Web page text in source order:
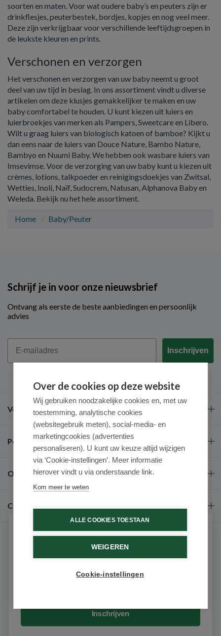
Filters
soorten en maten. Voor wat oudere baby’s en peuters zijn er
drinkflesjes, peuterbestek, bordjes, kopjes en nog veel meer.
Deze zijn verkrijgbaar voor verschillende leeftijdsgroepen in
de leukste kleuren en prints.
Verschonen en verzorgen
Het verschonen en verzorgen van uw baby neemt u groot
deel van uw tijd in beslag. In ons assortiment vindt u diverse
artikelen om deze klusjes gemakkelijker te maken en uw
baby comfortabel te houden. U kunt kiezen uit luiers en
luierbroekjes van merken als Pampers, Sweetcare en Libero.
Wilt u graag luiers van biologisch katoen of bamboe? Kijkt u
dan eens naar de luiers van Douce Nature, Bambo Nature,
Bambyo en Nuumi Baby. We hebben ook wasbare luiers van
Imsevimse. Voor de verzorging van uw baby kunt u kiezen uit
crèmes, lotions, talkpoeder en reinigingsdoekjes van Zwitsal,
Wetties, Inoli, Naïf, Sudocrem, Natusan, Alphanova Baby en
Weleda. Bekijk nu het hele assortiment.
Home Baby/Peuter
Schrijf je in voor onze nieuwsbrief
Ontvang als eerste de beste aanbiedingen en persoonlijk
advies
Email
Inschrijven
Veel gestelde vragen
Populaire merken
Over ons
Contact
9.6 / 10 (531 beoordelingen)
Over de cookies op deze website
Wij gebruiken noodzakelijke cookies en, met uw
toestemming, analytische cookies
(websitegebruik meten), social-media- en
marketingcookies (advertenties
personaliseren). U kunt uw keuze altijd wijzigen
via ‘Cookie-instellingen’. Meer informatie
hierover vindt u via onderstaande link.
Kom meer te weten
ALLE COOKIES TOESTAAN
WEIGEREN
Cookie-instellingen
Schrijf je in voor onze nieuwsbrief
Ontvang als eerste de beste aanbiedingen en persoonlijk
advies
Inschrijven